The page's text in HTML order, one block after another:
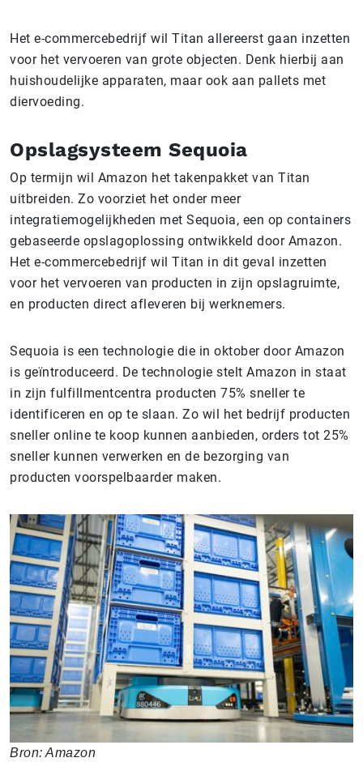
Het e-commercebedrijf wil Titan allereerst gaan inzetten
voor het vervoeren van grote objecten. Denk hierbij aan
huishoudelijke apparaten, maar ook aan pallets met
diervoeding.
Opslagsysteem Sequoia
Op termijn wil Amazon het takenpakket van Titan
uitbreiden. Zo voorziet het onder meer
integratiemogelijkheden met Sequoia, een op containers
gebaseerde opslagoplossing ontwikkeld door Amazon.
Het e-commercebedrijf wil Titan in dit geval inzetten
voor het vervoeren van producten in zijn opslagruimte,
en producten direct afleveren bij werknemers.
Sequoia is een technologie die in oktober door Amazon
is geïntroduceerd. De technologie stelt Amazon in staat
in zijn fulfillmentcentra producten 75% sneller te
identificeren en op te slaan. Zo wil het bedrijf producten
sneller online te koop kunnen aanbieden, orders tot 25%
sneller kunnen verwerken en de bezorging van
producten voorspelbaarder maken.
Bron: Amazon